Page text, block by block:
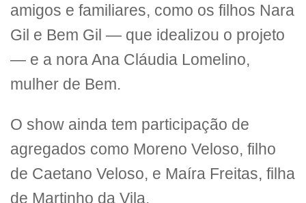
amigos e familiares, como os filhos Nara
Gil e Bem Gil — que idealizou o projeto
— e a nora Ana Cláudia Lomelino,
mulher de Bem.
O show ainda tem participação de
agregados como Moreno Veloso, filho
de Caetano Veloso, e Maíra Freitas, filha
de Martinho da Vila.